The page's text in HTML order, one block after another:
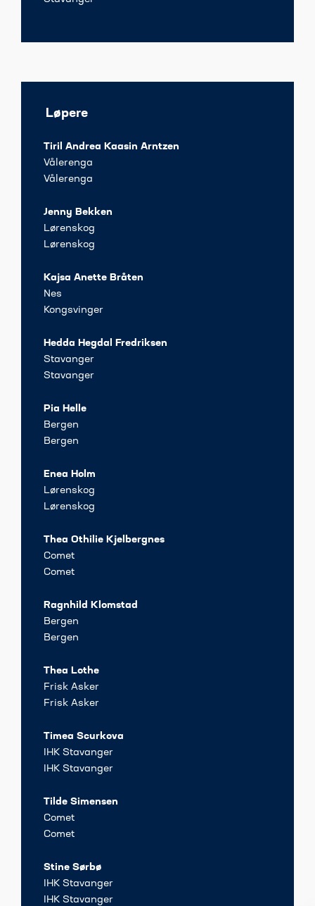
Løpere
Tiril Andrea Kaasin Arntzen
Vålerenga
Vålerenga
Jenny Bekken
Lørenskog
Lørenskog
Kajsa Anette Bråten
Nes
Kongsvinger
Hedda Hegdal Fredriksen
Stavanger
Stavanger
Pia Helle
Bergen
Bergen
Enea Holm
Lørenskog
Lørenskog
Thea Othilie Kjelbergnes
Comet
Comet
Ragnhild Klomstad
Bergen
Bergen
Thea Lothe
Frisk Asker
Frisk Asker
Timea Scurkova
IHK Stavanger
IHK Stavanger
Tilde Simensen
Comet
Comet
Stine Sørbø
IHK Stavanger
IHK Stavanger